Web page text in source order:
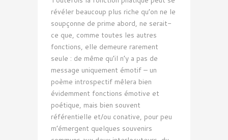
révéler beaucoup plus riche qu’on ne le
soupçonne de prime abord, ne serait-
ce que, comme toutes les autres
fonctions, elle demeure rarement
seule : de même qu’il n’y a pas de
message uniquement émotif – un
poème introspectif mêlera bien
évidemment fonctions émotive et
poétique, mais bien souvent
référentielle et/ou conative, pour peu
m’émergent quelques souvenirs